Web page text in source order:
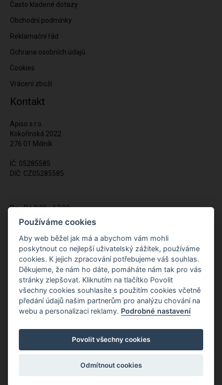
Často kladené dotazy
Obchodní podmínky
Reklamační řád
Ochrana osobních údajů
Cookies
Vrácení zboží
Kontakt
Apiso s.r.o.
Kokořínská 2022
276 01 Mělník
IČ: 05285585
DIČ: CZ05285585
Po - Pá 9:00 - 17:00
(12:00 - 12:30 pauza)
Napište nám kdykoliv!
info@apiso.cz
Copyright © Novy Web s.r.o. 2026
Používáme cookies
Aby web běžel jak má a abychom vám mohli
poskytnout co nejlepší uživatelský zážitek, používáme
cookies. K jejich zpracování potřebujeme váš souhlas.
Děkujeme, že nám ho dáte, pomáháte nám tak pro vás
stránky zlepšovat. Kliknutím na tlačítko Povolit
všechny cookies souhlasíte s použitím cookies včetně
předání údajů našim partnerům pro analýzu chování na
webu a personalizaci reklamy. Podrobné nastavení
Povolit všechny cookies
Odmítnout cookies